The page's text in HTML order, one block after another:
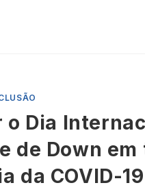
o Dia
de Down em
da COVID-19